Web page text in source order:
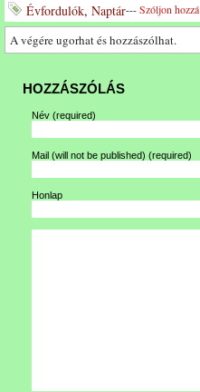
Évfordulók, Naptár---Szóljon hozzá
A végére ugorhat és hozzászólhat.
HOZZÁSZÓLÁS
Név (required)
Mail (will not be published) (required)
Honlap